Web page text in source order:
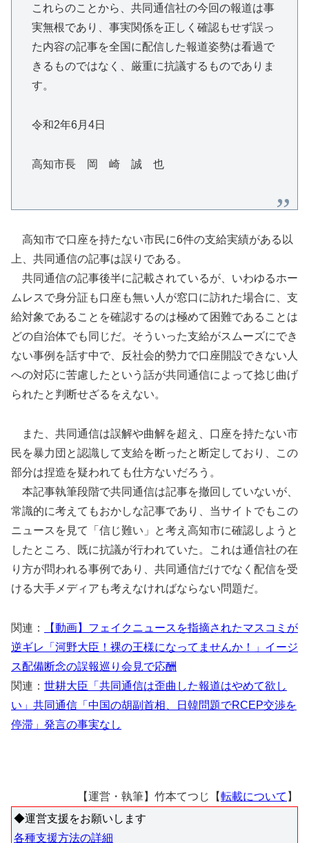
これらのことから、共同通信社の今回の報道は事
実無根であり、事実関係を正しく確認もせず誤っ
た内容の記事を全国に配信した報道姿勢は看過で
きるものではなく、厳重に抗議するものでありま
す。
令和2年6月4日
高知市長 岡 崎 誠 也
高知市で口座を持たない市民に6件の支給実績がある以
上、共同通信の記事は誤りである。
共同通信の記事後半に記載されているが、いわゆるホー
ムレスで身分証も口座も無い人が窓口に訪れた場合に、支
給対象であることを確認するのは極めて困難であることは
どの自治体でも同じだ。そういった支給がスムーズにでき
ない事例を話す中で、反社会的勢力で口座開設できない人
への対応に苦慮したという話が共同通信によって捻じ曲げ
られたと判断せざるをえない。
また、共同通信は誤解や曲解を超え、口座を持たない市
民を暴力団と認識して支給を断ったと断定しており、この
部分は捏造を疑われても仕方ないだろう。
本記事執筆段階で共同通信は記事を撤回していないが、
常識的に考えてもおかしな記事であり、当サイトでもこの
ニュースを見て「信じ難い」と考え高知市に確認しようと
したところ、既に抗議が行われていた。これは通信社の在
り方が問われる事例であり、共同通信だけでなく配信を受
ける大手メディアも考えなければならない問題だ。
関連：
【動画】フェイクニュースを指摘されたマスコミが
逆ギレ「河野大臣！裸の王様になってませんか！」イージ
ス配備断念の誤報巡り会見で応酬
関連： 世耕大臣「共同通信は歪曲した報道はやめて欲し
い」共同通信「中国の胡副首相、日韓問題でRCEP交渉を
停滞」発言の事実なし
【運営・執筆】竹本てつじ【転載について 】
◆運営支援をお願いします
各種支援方法の詳細